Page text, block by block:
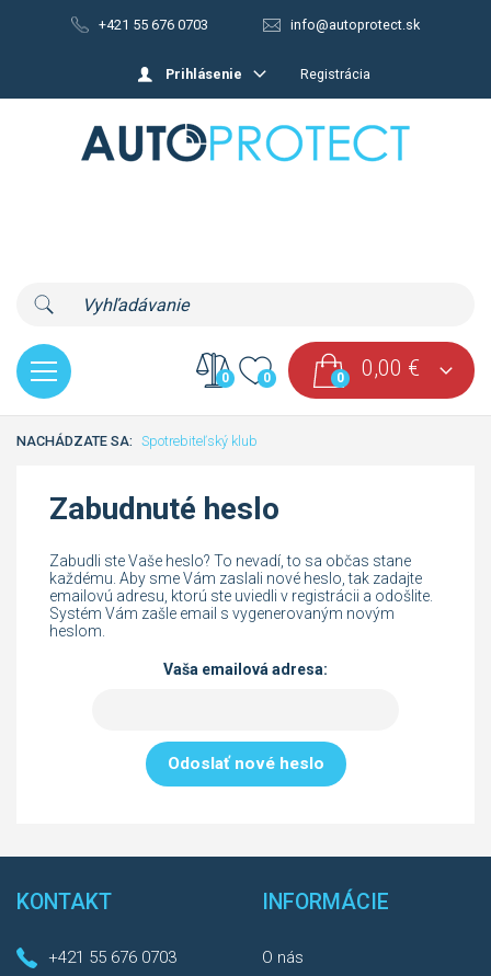
+421 55 676 0703 info@autoprotect.sk
Prihlásenie Registrácia
0 0,00 €
0 0
NACHÁDZATE SA: Spotrebiteľský klub
Zabudnuté heslo
Zabudli ste Vaše heslo? To nevadí, to sa občas stane
každému. Aby sme Vám zaslali nové heslo, tak zadajte
emailovú adresu, ktorú ste uviedli v registrácii a odošlite.
Systém Vám zašle email s vygenerovaným novým
heslom.
Vaša emailová adresa:
Odoslať nové heslo
KONTAKT
+421 55 676 0703
INFORMÁCIE
O nás